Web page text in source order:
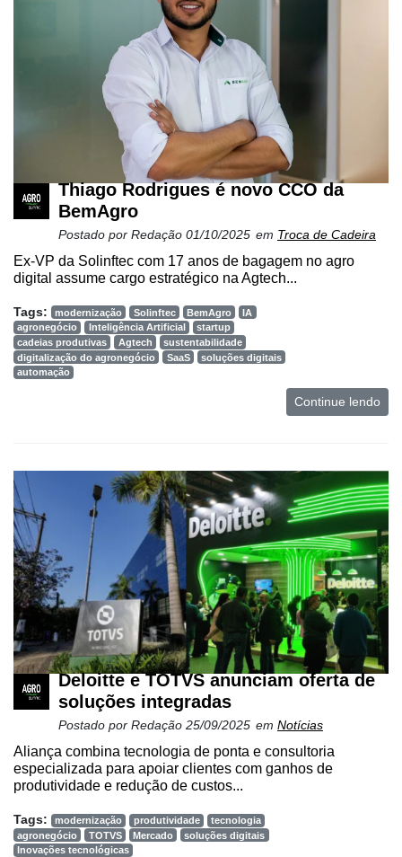
Cadastre-
se
Minha
conta
Thiago Rodrigues é novo CCO da
BemAgro
Postado por Redação 01/10/2025 em Troca de Cadeira
Ex-VP da Solinftec com 17 anos de bagagem no agro
digital assume cargo estratégico na Agtech...
Tags: modernização Solinftec BemAgro
IA
agronegócio
Inteligência Artificial
startup
cadeias produtivas
Agtech
sustentabilidade
digitalização do agronegócio
SaaS
soluções digitais
automação
Continue lendo
Deloitte e TOTVS anunciam oferta de
soluções integradas
Postado por Redação 25/09/2025 em Notícias
Aliança combina tecnologia de ponta e consultoria
especializada para apoiar clientes com ganhos de
produtividade e redução de custos...
Tags: modernização produtividade
tecnologia
agronegócio
TOTVS Mercado
soluções digitais
Inovações tecnológicas